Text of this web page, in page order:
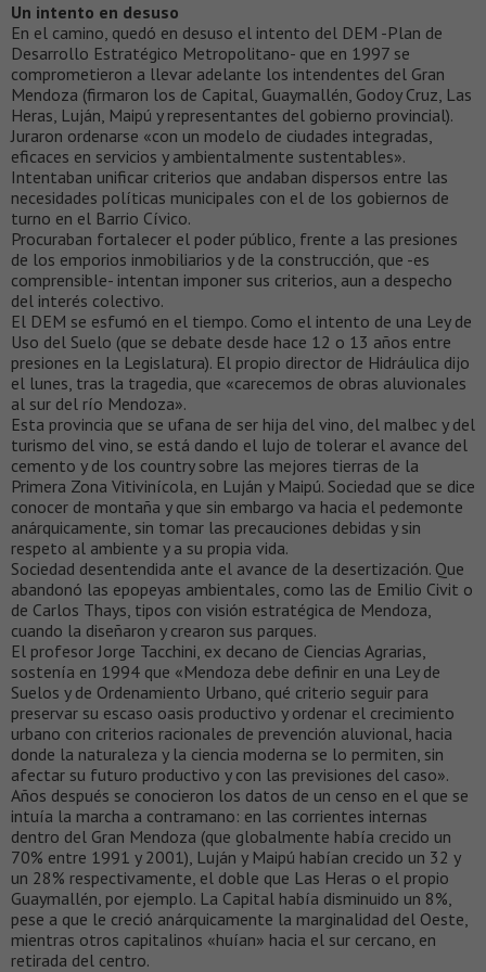
Un intento en desuso
En el camino, quedó en desuso el intento del DEM -Plan de
Desarrollo Estratégico Metropolitano- que en 1997 se
comprometieron a llevar adelante los intendentes del Gran
Mendoza (firmaron los de Capital, Guaymallén, Godoy Cruz, Las
Heras, Luján, Maipú y representantes del gobierno provincial).
Juraron ordenarse «con un modelo de ciudades integradas,
eficaces en servicios y ambientalmente sustentables».
Intentaban unificar criterios que andaban dispersos entre las
necesidades políticas municipales con el de los gobiernos de
turno en el Barrio Cívico.
Procuraban fortalecer el poder público, frente a las presiones
de los emporios inmobiliarios y de la construcción, que -es
comprensible- intentan imponer sus criterios, aun a despecho
del interés colectivo.
El DEM se esfumó en el tiempo. Como el intento de una Ley de
Uso del Suelo (que se debate desde hace 12 o 13 años entre
presiones en la Legislatura). El propio director de Hidráulica dijo
el lunes, tras la tragedia, que «carecemos de obras aluvionales
al sur del río Mendoza».
Esta provincia que se ufana de ser hija del vino, del malbec y del
turismo del vino, se está dando el lujo de tolerar el avance del
cemento y de los country sobre las mejores tierras de la
Primera Zona Vitivinícola, en Luján y Maipú. Sociedad que se dice
conocer de montaña y que sin embargo va hacia el pedemonte
anárquicamente, sin tomar las precauciones debidas y sin
respeto al ambiente y a su propia vida.
Sociedad desentendida ante el avance de la desertización. Que
abandonó las epopeyas ambientales, como las de Emilio Civit o
de Carlos Thays, tipos con visión estratégica de Mendoza,
cuando la diseñaron y crearon sus parques.
El profesor Jorge Tacchini, ex decano de Ciencias Agrarias,
sostenía en 1994 que «Mendoza debe definir en una Ley de
Suelos y de Ordenamiento Urbano, qué criterio seguir para
preservar su escaso oasis productivo y ordenar el crecimiento
urbano con criterios racionales de prevención aluvional, hacia
donde la naturaleza y la ciencia moderna se lo permiten, sin
afectar su futuro productivo y con las previsiones del caso».
Años después se conocieron los datos de un censo en el que se
intuía la marcha a contramano: en las corrientes internas
dentro del Gran Mendoza (que globalmente había crecido un
70% entre 1991 y 2001), Luján y Maipú habían crecido un 32 y
un 28% respectivamente, el doble que Las Heras o el propio
Guaymallén, por ejemplo. La Capital había disminuido un 8%,
pese a que le creció anárquicamente la marginalidad del Oeste,
mientras otros capitalinos «huían» hacia el sur cercano, en
retirada del centro.